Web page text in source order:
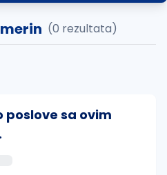
(0 rezultata)
sa ovim